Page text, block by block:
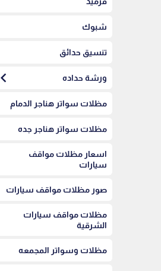
شبوك
تنسيق حدائق
ورشة حداده chevron_left
مظلات سواتر هناجر الدمام
مظلات سواتر هناجر جده
اسعار مظلات مواقف
سيارات
صور مظلات مواقف سيارات
مظلات مواقف سيارات
الشرقية
مظلات وسواتر المجمعه